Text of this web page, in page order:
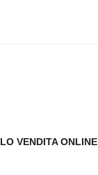
VENDITA ONLINE
19